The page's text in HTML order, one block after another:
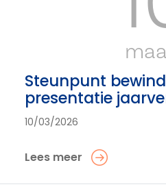
Steunpunt
presentatie
10/03/2026
Lees meer